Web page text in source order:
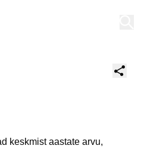
keskmist aastate arvu,